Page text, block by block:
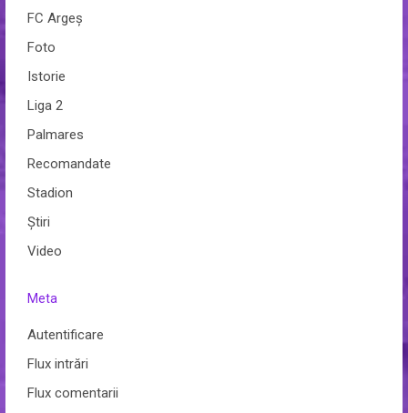
FC Argeș
Foto
Istorie
Liga 2
Palmares
Recomandate
Stadion
Ştiri
Video
Meta
Autentificare
Flux intrări
Flux comentarii